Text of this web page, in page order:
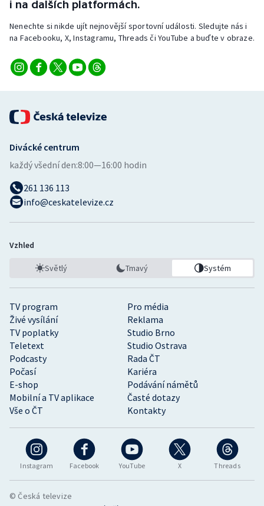
Veslování
Vodní slalom
Ostatní
i na dalších platformách.
Nenechte si nikde ujít nejnovější sportovní události. Sledujte nás i
na Facebooku, X, Instagramu, Threads či YouTube a buďte v obraze.
Instagram Facebook YouTube X Threads
TV program
Pro média
Živé vysílání
Reklama
TV poplatky
Studio Brno
Teletext
Studio Ostrava
Podcasty
Rada ČT
Počasí
Kariéra
E-shop
Podávání námětů
Mobilní a TV aplikace
Časté dotazy
Vše o ČT
Kontakty
Divácké centrum
každý všední den:8:00—16:00 hodin
261 136 113
info@ceskatelevize.cz
Vzhled
Světlý Tmavý Systém
© Česká televize